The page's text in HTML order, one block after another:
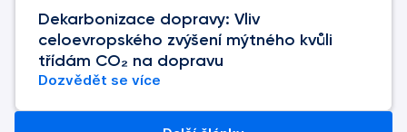
Dekarbonizace dopravy: Vliv
celoevropského zvýšení mýtného kvůli
třídám CO₂ na dopravu
Dozvědět se více